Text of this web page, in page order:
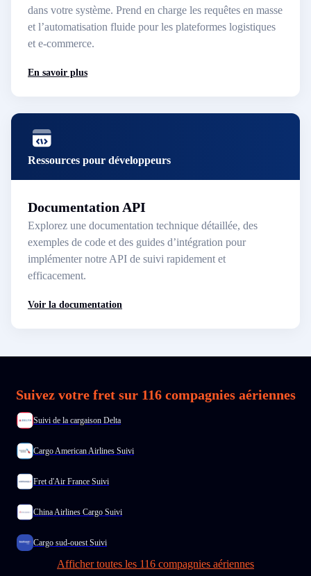
dans votre système. Prend en charge les requêtes en masse
et l’automatisation fluide pour les plateformes logistiques
et e-commerce.
En savoir plus
Ressources pour développeurs
Documentation API
Explorez une documentation technique détaillée, des
exemples de code et des guides d’intégration pour
implémenter notre API de suivi rapidement et
efficacement.
Voir la documentation
Suivez votre fret sur 116 compagnies aériennes
Suivi de la cargaison Delta
Cargo American Airlines Suivi
Fret d'Air France Suivi
China Airlines Cargo Suivi
Cargo sud-ouest Suivi
Afficher toutes les 116 compagnies aériennes